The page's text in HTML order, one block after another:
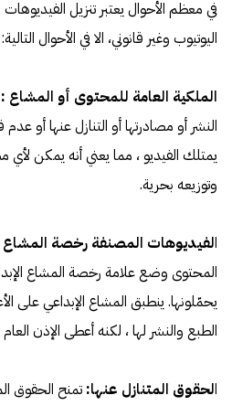
في معظم الأحوال يعتبر تنزيل
اليوتيوب وغير قانوني، الا في الأحوال التالية:
الملكية العامة للمحتوى أو المشاع :
النشر أو مصادرتها أو التنازل عنها أو عدم
يمتلك الفيديو ، مما يعني أنه يمكن
وتوزيعه بحرية.
الفيديوهات المصنفة رخصة المشاع
المحتوى وضع علامة رخصة المشاع
يحمّلونها. ​​ينطبق المشاع الإبداعي على
الطبع والنشر لها ، لكنه أعطى الإذن
الحقوق المتنازل عنها: تمنح الحقوق